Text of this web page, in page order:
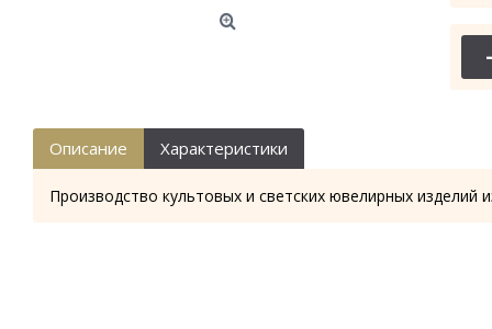
-
Описание Характеристики
Производство культовых и светских ювелирных изделий